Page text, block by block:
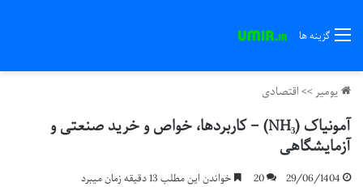
گزینه ها
یومیر>>اقتصادی
آمونیاک (NH₃) – کاربردها، خواص و خرید صنعتی و
آزمایشگاهی
29/06/1404
20 خواندن این مطلب 13 دقیقه زمان میبرد